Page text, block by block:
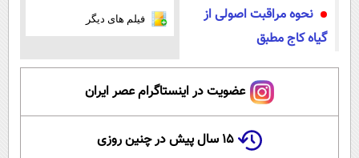
نحوه مراقبت اصولی از
گیاه کاج مطبق
فیلم های دیگر
عضویت در اینستاگرام عصر ایران
۱۵ سال پیش در چنین روزی